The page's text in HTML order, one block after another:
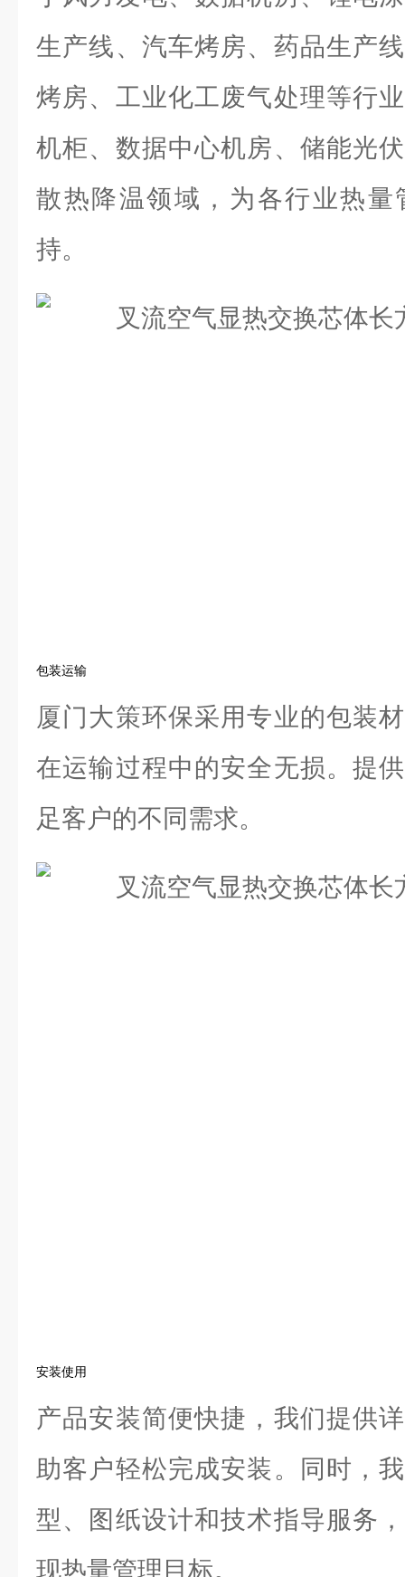
生产线、汽车烤房、药品生产
烤房、工业化工废气处理等行
机柜、数据中心机房、储能光
散热降温领域，为各行业热量
持。
包装运输
厦门大策环保采用专业的包装
在运输过程中的安全无损。提
足客户的不同需求。
安装使用
产品安装简便快捷，我们提供
助客户轻松完成安装。同时，
型、图纸设计和技术指导服务
现热量管理目标。